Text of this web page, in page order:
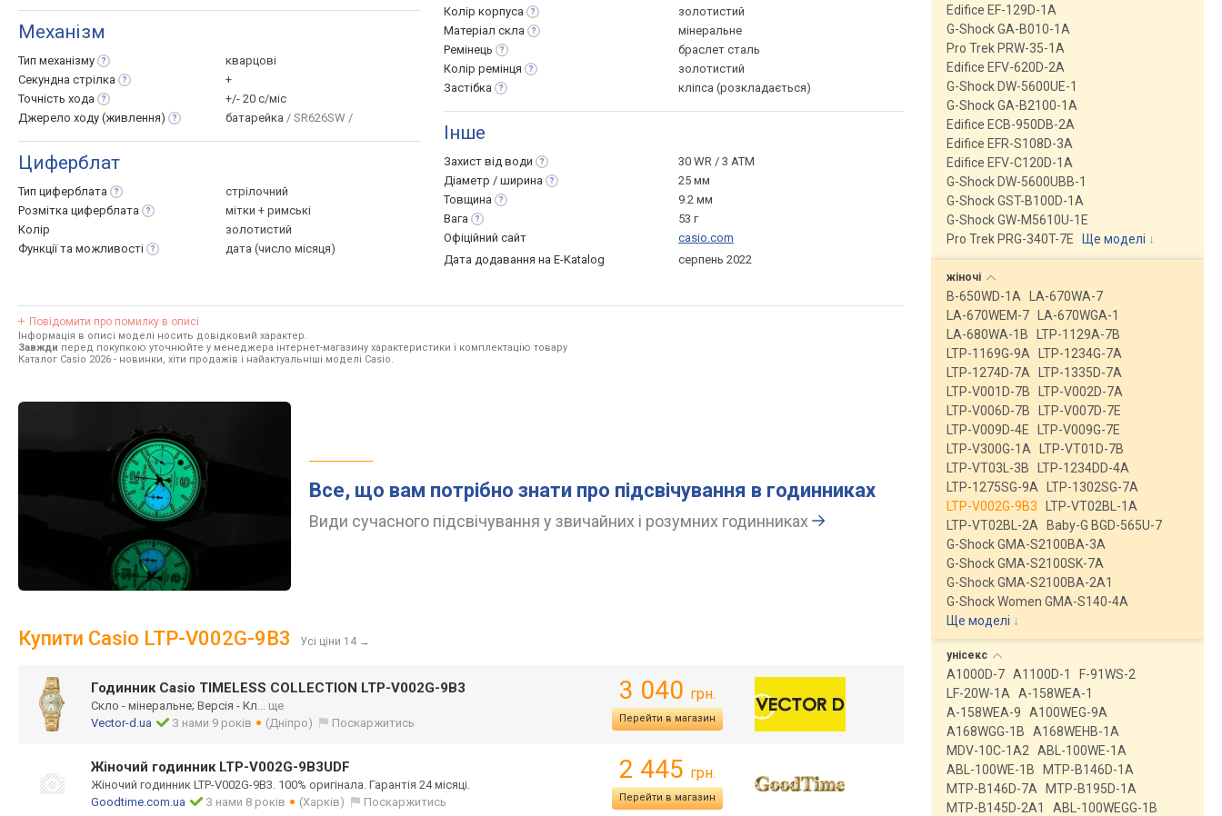
Механізм
Тип механізму
кварцові
Секундна стрілка
+
Точність хода
+/- 20 с/міс
Джерело ходу (живлення) батарейка / SR626SW /
Циферблат
Тип циферблата
стрілочний
Розмітка циферблата
мітки + римські
Колір
золотистий
Функції та можливості дата (число місяця)
Колір корпуса
золотистий
Матеріал скла
мінеральне
Ремінець
браслет сталь
Колір ремінця
золотистий
Застібка
кліпса (розкладається)
Інше
Захист від води
30 WR / 3 ATM
Діаметр / ширина
25 мм
Товщина
9.2 мм
Вага
53 г
Офіційний сайт
casio.com
Дата додавання на E-Katalog
серпень 2022
Повідомити про помилку в описі
Інформація в описі моделі носить довідковий характер.
Завжди перед покупкою уточнюйте у менеджера інтернет-магазину характеристики і комплектацію товару
Каталог Casio 2026 - новинки, хіти продажів і найактуальніші моделі Casio.
Все, що вам потрібно знати про підсвічування в годинниках
Види сучасного підсвічування у звичайних і розумних годинниках
Купити Casio LTP-V002G-9B3 Усі ціни 14 →
Годинник Casio TIMELESS COLLECTION LTP-V002G-9B3
Скло - мінеральне; Версія - Кл... ще
Vector-d.ua
З нами 9 років (Дніпро) Поскаржитись
3 040 грн.
Перейти в магазин
Жіночий годинник LTP-V002G-9B3UDF
Жіночий годинник LTP-V002G-9B3. 100% оригінала. Гарантія 24 місяці.
Goodtime.com.ua
З нами 8 років (Харків) Поскаржитись
2 445 грн.
Перейти в магазин
Edifice EF-129D-1A
G-Shock GA-B010-1A
Pro Trek PRW-35-1A
Edifice EFV-620D-2A
G-Shock DW-5600UE-1
G-Shock GA-B2100-1A
Edifice ECB-950DB-2A
Edifice EFR-S108D-3A
Edifice EFV-C120D-1A
G-Shock DW-5600UBB-1
G-Shock GST-B100D-1A
G-Shock GW-M5610U-1E
Pro Trek PRG-340T-7E
Ще моделі ↓
жіночі
B-650WD-1A
LA-670WA-7
LA-670WEM-7
LA-670WGA-1
LA-680WA-1B
LTP-1129A-7B
LTP-1169G-9A
LTP-1234G-7A
LTP-1274D-7A
LTP-1335D-7A
LTP-V001D-7B
LTP-V002D-7A
LTP-V006D-7B
LTP-V007D-7E
LTP-V009D-4E
LTP-V009G-7E
LTP-V300G-1A
LTP-VT01D-7B
LTP-VT03L-3B
LTP-1234DD-4A
LTP-1275SG-9A
LTP-1302SG-7A
LTP-V002G-9B3
LTP-VT02BL-1A
LTP-VT02BL-2A
Baby-G BGD-565U-7
G-Shock GMA-S2100BA-3A
G-Shock GMA-S2100SK-7A
G-Shock GMA-S2100BA-2A1
G-Shock Women GMA-S140-4A
Ще моделі ↓
унісекс
A1000D-7 A1100D-1
F-91WS-2
LF-20W-1A
A-158WEA-1
A-158WEA-9
A100WEG-9A
A168WGG-1B
A168WEHB-1A
MDV-10C-1A2
ABL-100WE-1A
ABL-100WE-1B
MTP-B146D-1A
MTP-B146D-7A
MTP-B195D-1A
MTP-B145D-2A1
ABL-100WEGG-1B